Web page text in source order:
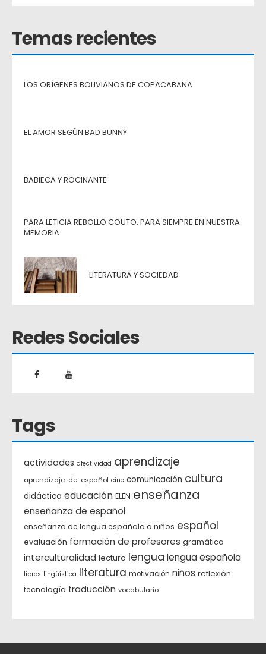
Temas recientes
LOS ORÍGENES BOLIVIANOS DE COPACABANA
EL AMOR SEGÚN BAD BUNNY
BABIECA Y ROCINANTE
PARA LETICIA REBOLLO COUTO, PARA SIEMPRE EN NUESTRA
MEMORIA.
LITERATURA Y SOCIEDAD
Redes Sociales
Tags
actividades afectividad aprendizaje
aprendizaje-de-español cine comunicación cultura
didáctica educación ELEN enseñanza
enseñanza de español
enseñanza de lengua española a niños español
evaluación formación de profesores gramática
interculturalidad lectura lengua lengua española
libros lingüística literatura motivación niños reflexión
tecnología traducción vocabulario